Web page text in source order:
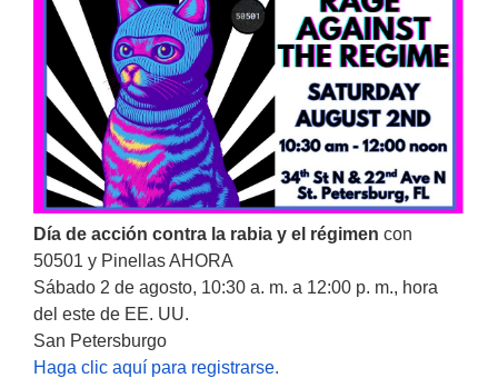
Día de acción contra la rabia y el régimen con
50501 y Pinellas AHORA
Sábado 2 de agosto, 10:30 a. m. a 12:00 p. m., hora
del este de EE. UU.
San Petersburgo
Haga clic aquí para registrarse.